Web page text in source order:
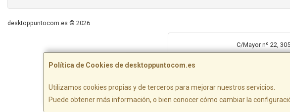
Política de Cookies de desktoppuntocom.es
Utilizamos cookies propias y de terceros para mejorar nuestros servicios.
Puede obtener más información, o bien conocer cómo cambiar la
desktoppuntocom.es © 2026
C/Mayor nº 22,